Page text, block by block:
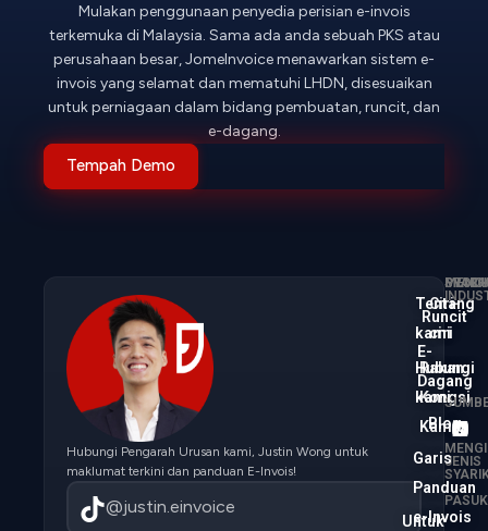
Mulakan penggunaan penyedia perisian e-invois
terkemuka di Malaysia. Sama ada anda sebuah PKS atau
perusahaan besar, JomeInvoice menawarkan sistem e-
invois yang selamat dan mematuhi LHDN, disesuaikan
untuk perniagaan dalam bidang pembuatan, runcit, dan
e-dagang.
Tempah Demo
Hubungi Pengarah Urusan kami, Justin Wong untuk
maklumat terkini dan panduan E-Invois!
@justin.einvoice
Ciri-
ciri
Rakan
Kongsi
Kami
JENIS
/
Untuk
Runcit
E-
Dagang
Blog
Garis
Panduan
e-Invois
Tentang
kami
Hubungi
kami